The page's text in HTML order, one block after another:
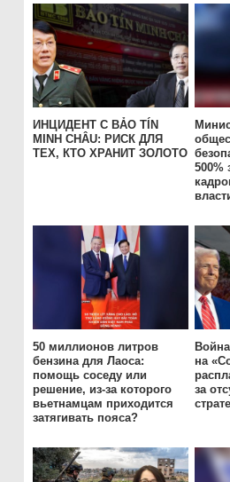
ИНЦИДЕНТ С BẢO TÍN
MINH CHÂU: РИСК ДЛЯ
ТЕХ, КТО ХРАНИТ ЗОЛОТО
500%
50 миллионов литров
бензина для Лаоса:
помощь соседу или
решение, из-за которого
вьетнамцам приходится
затягивать пояса?
на
за